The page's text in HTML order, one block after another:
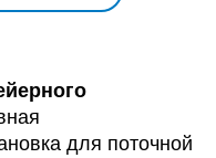
для поточной